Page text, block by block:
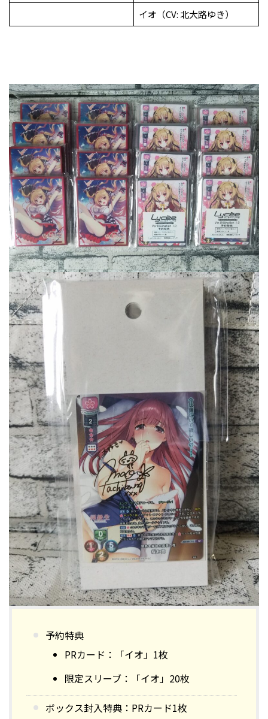
イオ（CV: 北大路ゆき）
予約特典
PRカード：「イオ」1枚
限定スリーブ：「イオ」20枚
ボックス封入特典：PRカード1枚